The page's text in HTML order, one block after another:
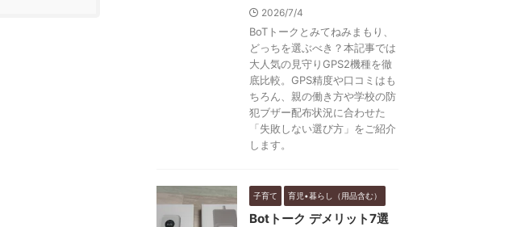
2026/7/4
BoTトークとみてねみまもり、
どっちを選ぶべき？本記事では
大人気の見守りGPS2機種を徹
底比較。GPS精度や口コミはも
ちろん、親の働き方や学校の防
犯ブザー配布状況に合わせた
「失敗しない選び方」をご紹介
します。
子育て 育児•暮らし（用品含む）
Botトーク デメリット7選